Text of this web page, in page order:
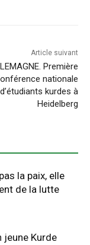
Article suivant
Première
nationale
d’étudiants kurdes à
Heidelberg
la paix, elle
de la lutte
jeune Kurde